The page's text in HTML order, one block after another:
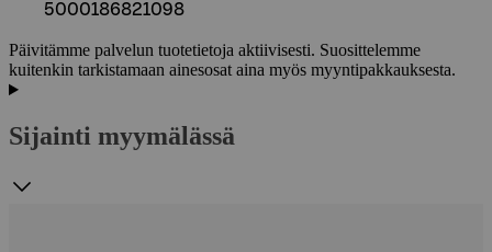
5000186821098
Päivitämme palvelun tuotetietoja aktiivisesti. Suosittelemme
kuitenkin tarkistamaan ainesosat aina myös myyntipakkauksesta.
Sijainti myymälässä